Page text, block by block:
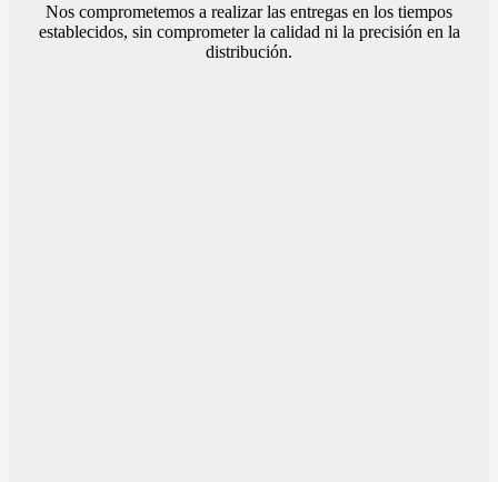
Nos comprometemos a realizar las entregas en los tiempos
establecidos, sin comprometer la calidad ni la precisión en la
distribución.